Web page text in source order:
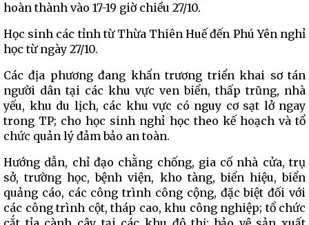
hoàn thành vào 17-19 giờ chiều 27/10.
Học sinh các tỉnh từ Thừa Thiên Huế đến Phú Yên nghỉ
học từ ngày 27/10.
Các địa phương đang khẩn trương triển khai sơ tán
người dân tại các khu vực ven biển, thấp trũng, nhà
yếu, khu du lịch, các khu vực có nguy cơ sạt lở ngay
trong TP; cho học sinh nghỉ học theo kế hoạch và tổ
chức quản lý đảm bảo an toàn.
Hướng dẫn, chỉ đạo chằng chống, gia cố nhà cửa, trụ
sở, trường học, bệnh viện, kho tàng, biển hiệu, biển
quảng cáo, các công trình công cộng, đặc biệt đối với
các công trình cột, tháp cao, khu công nghiệp; tổ chức